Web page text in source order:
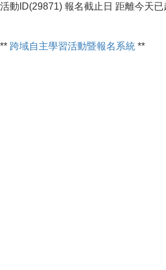
活動ID(29871) 報名截止日 距離今天
** 跨域自主學習活動暨報名系統 **